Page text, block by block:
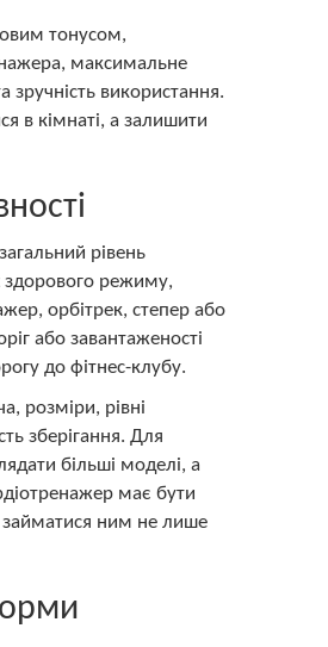
тонусом,
максимальне
зручність використання.
в кімнаті, а залишити
рівень
здорового режиму,
орбітрек, степер або
або завантаженості
до фітнес-клубу.
розміри, рівні
зберігання. Для
більші моделі, а
має бути
займатися ним не лише